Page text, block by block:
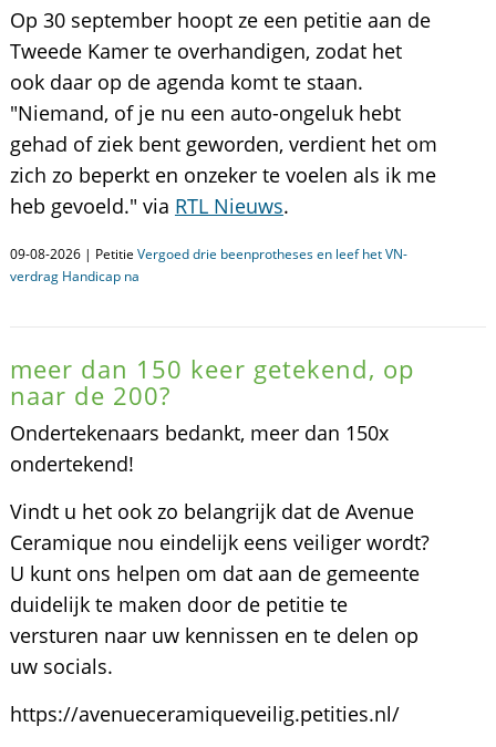
Op 30 september hoopt ze een petitie aan de
Tweede Kamer te overhandigen, zodat het
ook daar op de agenda komt te staan.
"Niemand, of je nu een auto-ongeluk hebt
gehad of ziek bent geworden, verdient het om
zich zo beperkt en onzeker te voelen als ik me
heb gevoeld." via RTL Nieuws.
09-08-2026 | Petitie Vergoed drie beenprotheses en leef het VN-
verdrag Handicap na
meer dan 150 keer getekend, op
naar de 200?
Ondertekenaars bedankt, meer dan 150x
ondertekend!
Vindt u het ook zo belangrijk dat de Avenue
Ceramique nou eindelijk eens veiliger wordt?
U kunt ons helpen om dat aan de gemeente
duidelijk te maken door de petitie te
versturen naar uw kennissen en te delen op
uw socials.
https://avenueceramiqueveilig.petities.nl/